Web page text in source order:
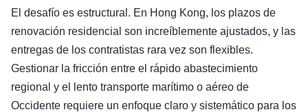
El desafío es estructural. En Hong Kong, los plazos de
renovación residencial son increíblemente ajustados, y las
entregas de los contratistas rara vez son flexibles.
Gestionar la fricción entre el rápido abastecimiento
regional y el lento transporte marítimo o aéreo de
Occidente requiere un enfoque claro y sistemático para los